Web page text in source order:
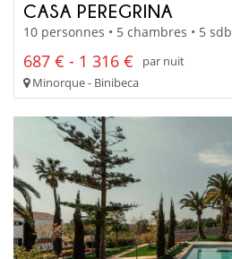
CASA PEREGRINA
10 personnes • 5 chambres • 5 sdb
687 € - 1 316 €
par nuit
Minorque - Binibeca